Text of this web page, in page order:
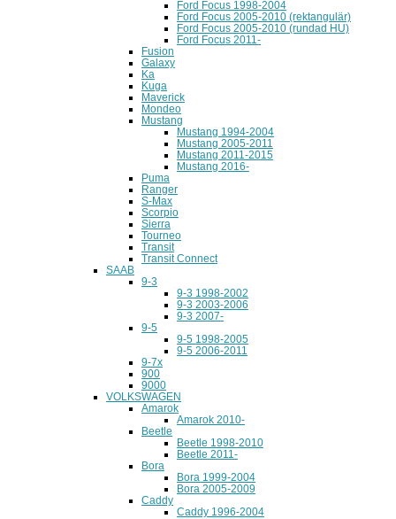
Ford Focus 1998-2004
Ford Focus 2005-2010 (rektangulär)
Ford Focus 2005-2010 (rundad HU)
Ford Focus 2011-
Fusion
Galaxy
Ka
Kuga
Maverick
Mondeo
Mustang
Mustang 1994-2004
Mustang 2005-2011
Mustang 2011-2015
Mustang 2016-
Puma
Ranger
S-Max
Scorpio
Sierra
Tourneo
Transit
Transit Connect
SAAB
9-3
9-3 1998-2002
9-3 2003-2006
9-3 2007-
9-5
9-5 1998-2005
9-5 2006-2011
9-7x
900
9000
VOLKSWAGEN
Amarok
Amarok 2010-
Beetle
Beetle 1998-2010
Beetle 2011-
Bora
Bora 1999-2004
Bora 2005-2009
Caddy
Caddy 1996-2004